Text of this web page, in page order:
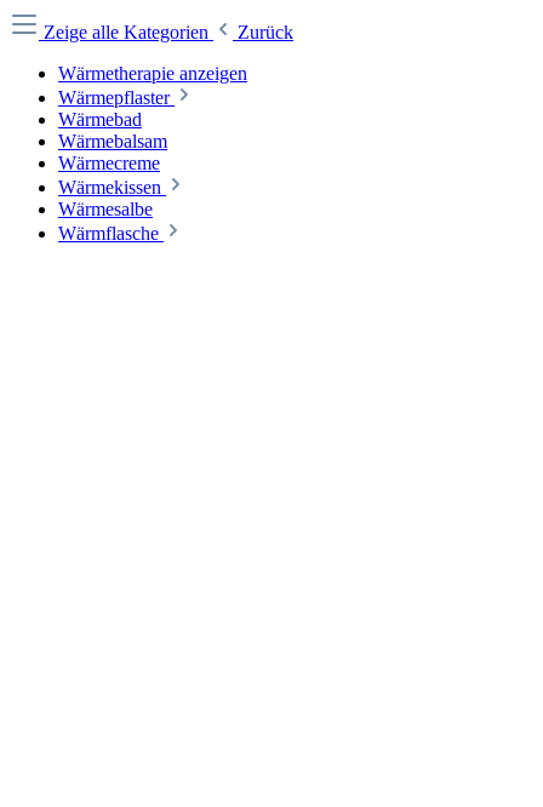
Zeige alle Kategorien
Zurück
Wärmetherapie anzeigen
Wärmepflaster
Wärmebad
Wärmebalsam
Wärmecreme
Wärmekissen
Wärmesalbe
Wärmflasche